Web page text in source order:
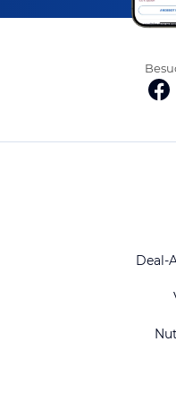
Deal-